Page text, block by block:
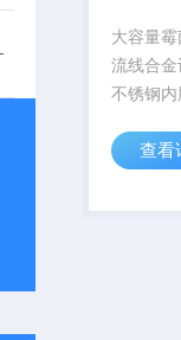
大容量
流线合
不锈钢
品；供
芽、细
查看